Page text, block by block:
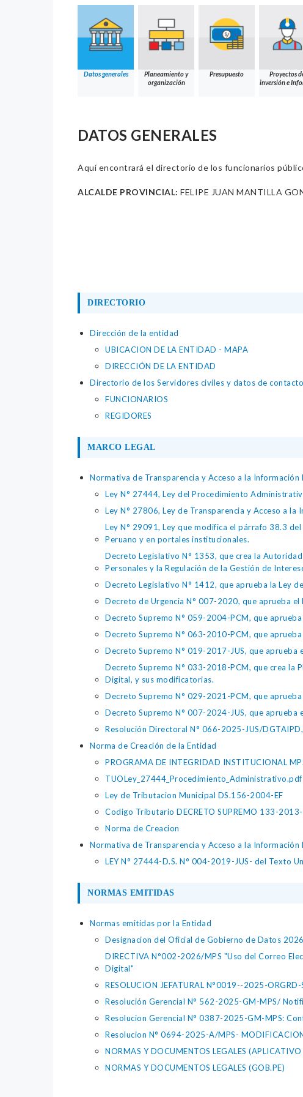
Datos generales
Planeamiento y
organización
Presupuesto
Proyectos
inversión e
DATOS GENERALES
Aquí encontrará el directorio de los funcionarios
ALCALDE PROVINCIAL: FELIPE JUAN MANTILLA
DIRECTORIO
Dirección de la entidad
UBICACION DE LA ENTIDAD - MAPA
DIRECCIÓN DE LA ENTIDAD
Directorio de los Servidores civiles y datos de contacto
FUNCIONARIOS
REGIDORES
MARCO LEGAL
Normativa de Transparencia y Acceso a la Información
Ley N° 27444, Ley del Procedimiento
Ley N° 27806, Ley de Transparencia y Acceso a
Ley N° 29091, Ley que modifica el párrafo 38.3
Peruano y en portales institucionales.
Decreto Legislativo N° 1353, que crea la
Personales y la Regulación de la Gestión de
Decreto Legislativo N° 1412, que aprueba la Ley
Decreto de Urgencia N° 007-2020, que aprueba
Decreto Supremo N° 059-2004-PCM, que
Decreto Supremo N° 063-2010-PCM, que
Decreto Supremo N° 019-2017-JUS, que aprueba
Decreto Supremo N° 033-2018-PCM, que crea la
Digital, y sus modificatorias.
Decreto Supremo N° 029-2021-PCM, que
Decreto Supremo N° 007-2024-JUS, que aprueba
Resolución Directoral N° 066-2025-JUS/
Norma de Creación de la Entidad
PROGRAMA DE INTEGRIDAD INSTITUCIONAL
TUOLey_27444_Procedimiento_Administrativo.pdf
Ley de Tributacion Municipal DS.156-2004-EF
Codigo Tributario DECRETO SUPREMO 133-2013-
Norma de Creacion
Normativa de Transparencia y Acceso a la Información
LEY N° 27444-D.S. N° 004-2019-JUS- del Texto
NORMAS EMITIDAS
Normas emitidas por la Entidad
Designacion del Oficial de Gobierno de Datos
DIRECTIVA N°002-2026/MPS "Uso del Correo
Digital"
RESOLUCION JEFATURAL N°0019--2025-ORGRD-
Resolución Gerencial N° 562-2025-GM-MPS/
Resolucion Gerencial N° 0387-2025-GM-MPS:
Resolucion N° 0694-2025-A/MPS-
NORMAS Y DOCUMENTOS LEGALES
NORMAS Y DOCUMENTOS LEGALES (GOB.PE)